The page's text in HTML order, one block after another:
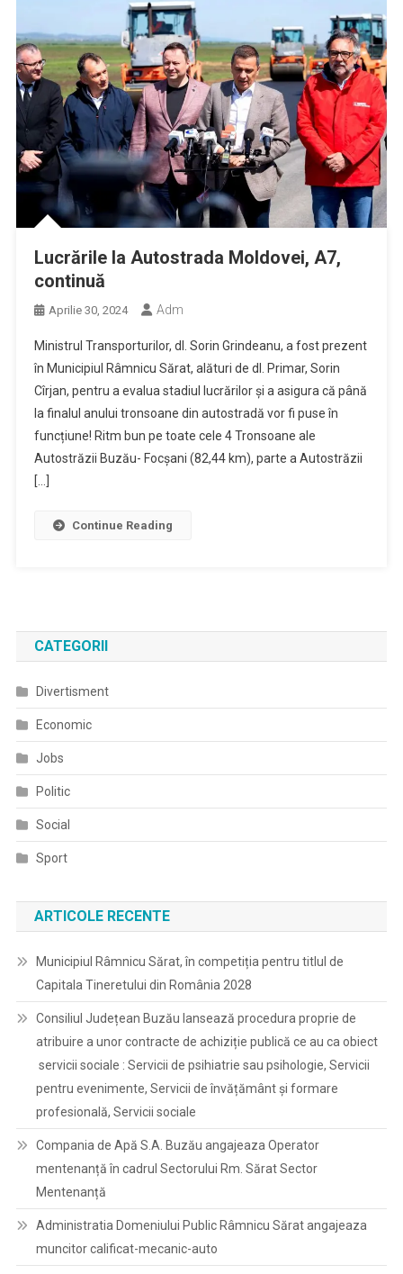
Lucrările la Autostrada Moldovei, A7,
continuă
Aprilie 30, 2024 Adm
Ministrul Transporturilor, dl. Sorin Grindeanu, a fost prezent
în Municipiul Râmnicu Sărat, alături de dl. Primar, Sorin
Cîrjan, pentru a evalua stadiul lucrărilor și a asigura că până
la finalul anului tronsoane din autostradă vor fi puse în
funcțiune! Ritm bun pe toate cele 4 Tronsoane ale
Autostrăzii Buzău- Focșani (82,44 km), parte a Autostrăzii
[…]
Continue Reading
CATEGORII
Divertisment
Economic
Jobs
Politic
Social
Sport
ARTICOLE RECENTE
Municipiul Râmnicu Sărat, în competiția pentru titlul de
Capitala Tineretului din România 2028
Consiliul Județean Buzău lansează procedura proprie de
atribuire a unor contracte de achiziție publică ce au ca obiect
servicii sociale : Servicii de psihiatrie sau psihologie, Servicii
pentru evenimente, Servicii de învățământ și formare
profesională, Servicii sociale
Compania de Apă S.A. Buzău angajeaza Operator
mentenanță în cadrul Sectorului Rm. Sărat Sector
Mentenanță
Administratia Domeniului Public Râmnicu Sărat angajeaza
muncitor calificat-mecanic-auto